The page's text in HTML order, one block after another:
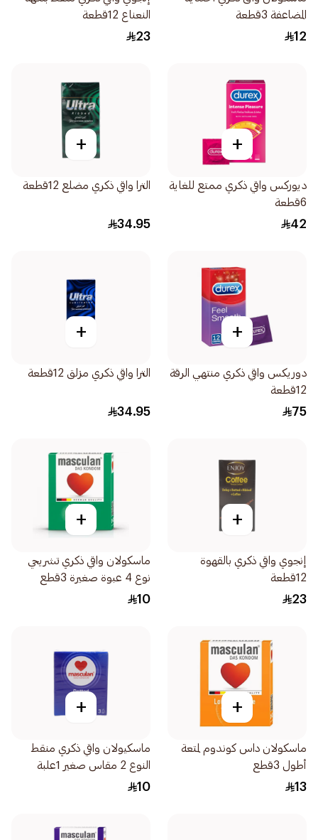
المضاعفة 3قطعة
12
النعناع 12قطعة
23
+
ديوركس واقي ذكري ممتع للغاية
6قطعة
42
+
الترا واقي ذكري مضلع 12قطعة
34.95
+
دوريكس واقي ذكري منتهي الرقة
12قطعة
75
+
الترا واقي ذكري مزلق 12قطعة
34.95
+
إنجوي واقي ذكري بالقهوة
12قطعة
23
+
ماسكولان واقي ذكري تشريحي
نوع 4 عبوة صغيرة 3قطع
10
+
ماسكولان داس كوندوم لمتعة
أطول 3قطع
13
+
ماسكيولان واقي ذكري منقط
النوع 2 مقاس صغير 1علبة
10